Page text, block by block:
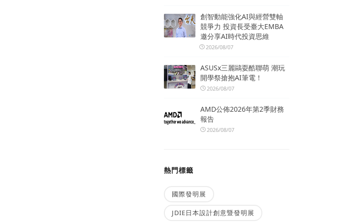
創智動能強化AI與經營雙軸
競爭力 投資長受臺大EMBA
邀分享AI時代投資思維
2026/08/07
ASUSx三麗鷗耍酷聯萌 潮玩
開學祭搶抱AI筆電！
2026/08/07
AMD公佈2026年第2季財務
報告
2026/08/07
熱門標籤
國際發明展
JDIE日本設計創意暨發明展